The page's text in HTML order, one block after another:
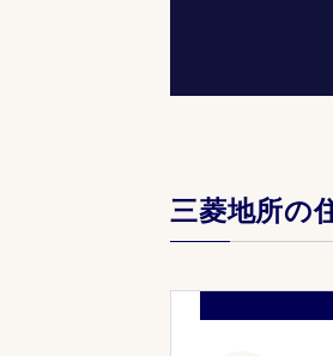
三菱地所の